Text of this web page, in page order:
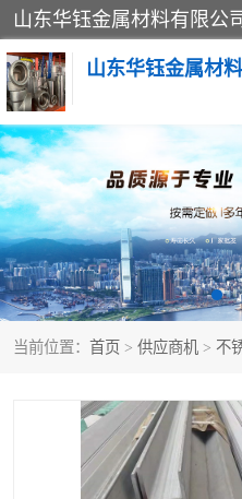
山东华钰金属材
当前位置： 首页 > 供应商机 > 不
不锈钢管
管件标准件
不锈钢人孔
不锈钢角钢
不锈钢板
不锈钢封头